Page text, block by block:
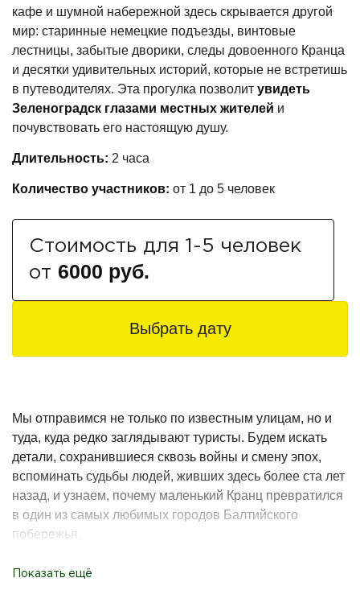
кафе и шумной набережной здесь скрывается другой
мир: старинные немецкие подъезды, винтовые
лестницы, забытые дворики, следы довоенного Кранца
и десятки удивительных историй, которые не встретишь
в путеводителях. Эта прогулка позволит увидеть
Зеленоградск глазами местных жителей и
почувствовать его настоящую душу.
Длительность: 2 часа
Количество участников: от 1 до 5 человек
Стоимость для 1-5 человек
от 6000 руб.
Выбрать дату
Мы отправимся не только по известным улицам, но и
туда, куда редко заглядывают туристы. Будем искать
детали, сохранившиеся сквозь войны и смену эпох,
вспоминать судьбы людей, живших здесь более ста лет
назад, и узнаем, почему маленький Кранц превратился
в один из самых любимых городов Балтийского
побережья.
ЧТО ВАС ЖДЁТ ВО ВРЕМЯ
Показать ещё